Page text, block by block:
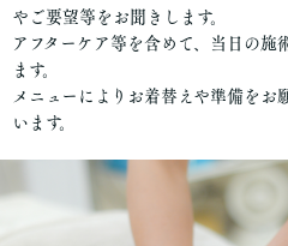
やご要望等をお聞きします。
アフターケア等を含めて、当日の施
ます。
メニューによりお着替えや準備をお
います。